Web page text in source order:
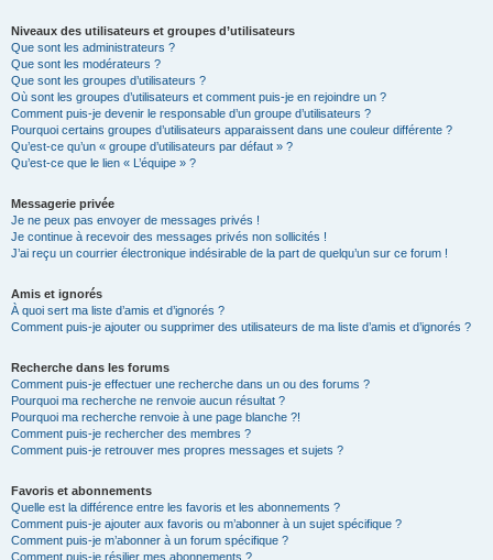
Niveaux des utilisateurs et groupes d’utilisateurs
Que sont les administrateurs ?
Que sont les modérateurs ?
Que sont les groupes d’utilisateurs ?
Où sont les groupes d’utilisateurs et comment puis-je en rejoindre un ?
Comment puis-je devenir le responsable d’un groupe d’utilisateurs ?
Pourquoi certains groupes d’utilisateurs apparaissent dans une couleur différente ?
Qu’est-ce qu’un « groupe d’utilisateurs par défaut » ?
Qu’est-ce que le lien « L’équipe » ?
Messagerie privée
Je ne peux pas envoyer de messages privés !
Je continue à recevoir des messages privés non sollicités !
J’ai reçu un courrier électronique indésirable de la part de quelqu’un sur ce forum !
Amis et ignorés
À quoi sert ma liste d’amis et d’ignorés ?
Comment puis-je ajouter ou supprimer des utilisateurs de ma liste d’amis et d’ignorés ?
Recherche dans les forums
Comment puis-je effectuer une recherche dans un ou des forums ?
Pourquoi ma recherche ne renvoie aucun résultat ?
Pourquoi ma recherche renvoie à une page blanche ?!
Comment puis-je rechercher des membres ?
Comment puis-je retrouver mes propres messages et sujets ?
Favoris et abonnements
Quelle est la différence entre les favoris et les abonnements ?
Comment puis-je ajouter aux favoris ou m’abonner à un sujet spécifique ?
Comment puis-je m’abonner à un forum spécifique ?
Comment puis-je résilier mes abonnements ?